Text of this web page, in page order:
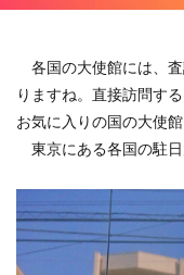
各国の大使館には、
りますね。直接訪問す
お気に入りの国の大使
東京にある各国の駐日